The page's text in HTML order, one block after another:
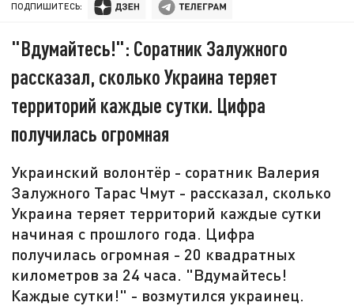
ПОДПИШИТЕСЬ:
"Вдумайтесь!": Соратник Залужного
рассказал, сколько Украина теряет
территорий каждые сутки. Цифра
получилась огромная
Украинский волонтёр - соратник Валерия
Залужного Тарас Чмут - рассказал, сколько
Украина теряет территорий каждые сутки
начиная с прошлого года. Цифра
получилась огромная - 20 квадратных
километров за 24 часа. "Вдумайтесь!
Каждые сутки!" - возмутился украинец.